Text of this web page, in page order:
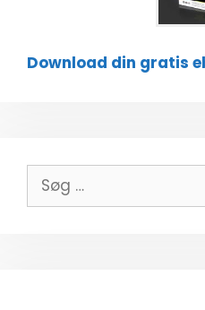
Download din gratis
Søg
efter: